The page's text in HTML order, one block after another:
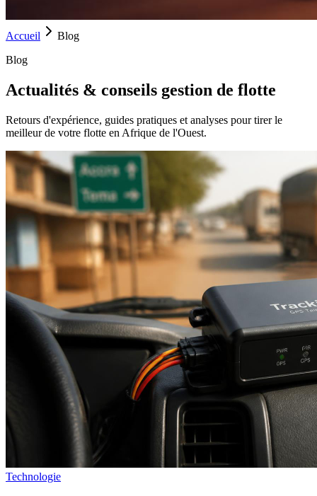
Accueil
Blog
Blog
Actualités & conseils gestion de flotte
Retours d'expérience, guides pratiques et analyses pour tirer le
meilleur de votre flotte en Afrique de l'Ouest.
Technologie